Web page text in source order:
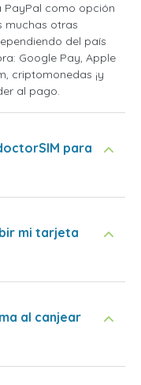
PayPal como opción
muchas otras
del país
Google Pay, Apple
criptomonedas ¡y
al pago.
para
mi tarjeta
al canjear